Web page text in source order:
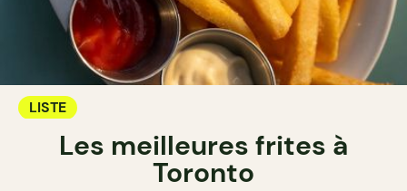
LISTE
Les meilleures frites à
Toronto